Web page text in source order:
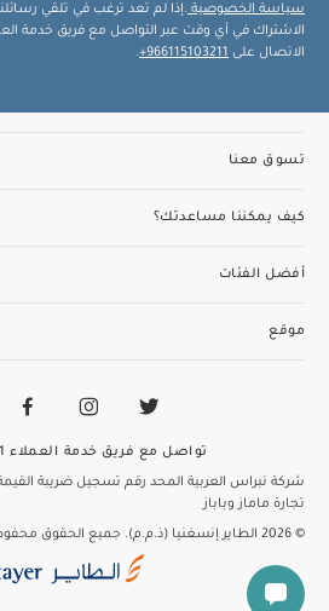
سياسة الخصوصية .إذا لم تعد ترغب في تلقي
الاشتراك في أي وقت عبر التواصل مع فريق خدمة
الاتصال على 966115103211+
.
تسوق معنا
كيف يمكننا مساعدتك؟
أفضل الفئات
موقع
شركة نبراس العربية المحد رقم تسجيل ضريبة القيمة المضافة
تجارة ماماز وباباز
© 2026 الطاير إنسغنيا (ذ.م.م). جميع الحقوق محفوظة
تواصل مع فريق خدمة العملاء